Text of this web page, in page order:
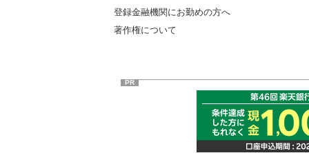
登録金融機関にお勤めの方へ
著作権について
PR